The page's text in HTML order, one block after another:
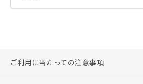
ご利用に当たっての注意事項